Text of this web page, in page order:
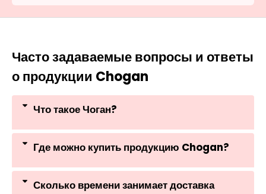
Часто задаваемые вопросы и ответы
о продукции Chogan
Что такое Чоган?
Где можно купить продукцию Chogan?
Сколько времени занимает доставка